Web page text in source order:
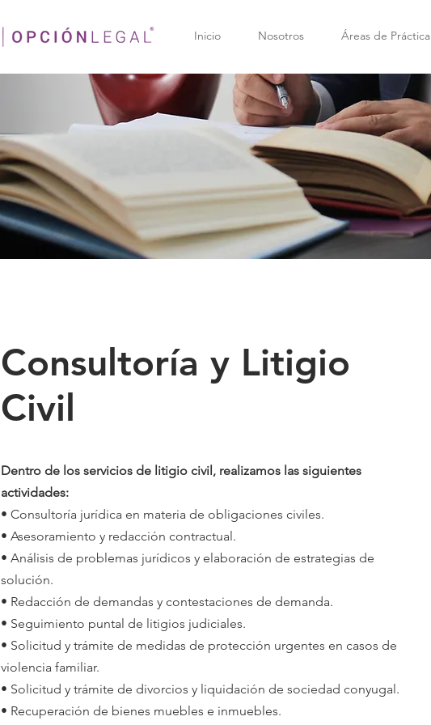
Inicio Nosotros Áreas de Práctica
Consultoría y Litigio
Civil
Dentro de los servicios de litigio civil, realizamos las siguientes
actividades:
• Consultoría jurídica en materia de obligaciones civiles.
• Asesoramiento y redacción contractual.
• Análisis de problemas jurídicos y elaboración de estrategias de
solución.
• Redacción de demandas y contestaciones de demanda.
• Seguimiento puntal de litigios judiciales.
• Solicitud y trámite de medidas de protección urgentes en casos de
violencia familiar.
• Solicitud y trámite de divorcios y liquidación de sociedad conyugal.
• Recuperación de bienes muebles e inmuebles.